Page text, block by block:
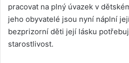
pracovat na plný úvazek v
jeho obyvatelé jsou nyní náplní
bezprizorní děti její lásku
starostlivost.